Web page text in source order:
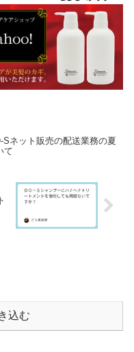
Sネット販売の配送業務の夏
て
込む